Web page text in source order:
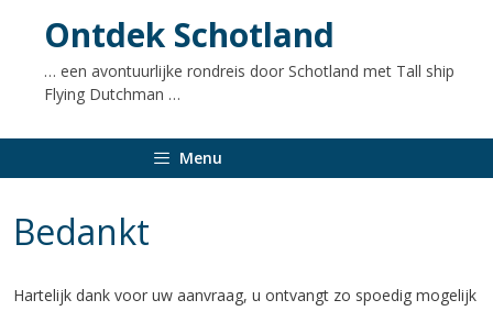
Ontdek Schotland
… een avontuurlijke rondreis door Schotland met Tall ship
Flying Dutchman …
Menu
Bedankt
Hartelijk dank voor uw aanvraag, u ontvangt zo spoedig mogelijk